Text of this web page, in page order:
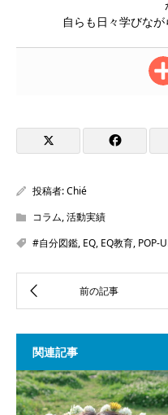
自らも日々学びなが
投稿者:Chié
コラム,活動実績
#自分図鑑, EQ, EQ教育, POP-
関連記事